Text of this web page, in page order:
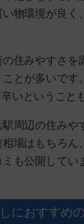
物環境が良く
の住みやすさを
とが多いです
いということ
周辺の住みや
場はもちろん
も公開してい
におすすめ